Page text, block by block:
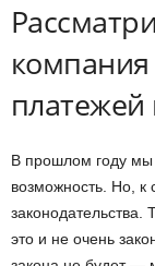
платежей
В прошлом году мы
возможность. Но, к
это и не очень